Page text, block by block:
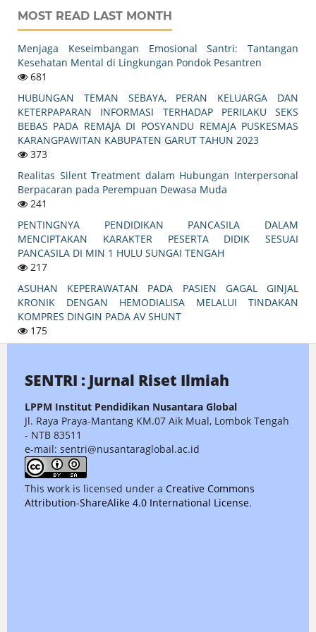
MOST READ LAST MONTH
Menjaga Keseimbangan Emosional Santri: Tantangan
Kesehatan Mental di Lingkungan Pondok Pesantren
681
HUBUNGAN TEMAN SEBAYA, PERAN KELUARGA DAN
KETERPAPARAN INFORMASI TERHADAP PERILAKU SEKS
BEBAS PADA REMAJA DI POSYANDU REMAJA PUSKESMAS
KARANGPAWITAN KABUPATEN GARUT TAHUN 2023
373
Realitas Silent Treatment dalam Hubungan Interpersonal
Berpacaran pada Perempuan Dewasa Muda
241
PENTINGNYA PENDIDIKAN PANCASILA DALAM
MENCIPTAKAN KARAKTER PESERTA DIDIK SESUAI
PANCASILA DI MIN 1 HULU SUNGAI TENGAH
217
ASUHAN KEPERAWATAN PADA PASIEN GAGAL GINJAL
KRONIK DENGAN HEMODIALISA MELALUI TINDAKAN
KOMPRES DINGIN PADA AV SHUNT
175
SENTRI : Jurnal Riset Ilmiah
LPPM Institut Pendidikan Nusantara Global
Jl. Raya Praya-Mantang KM.07 Aik Mual, Lombok Tengah
- NTB 83511
e-mail: sentri@nusantaraglobal.ac.id
This work is licensed under a Creative Commons
Attribution-ShareAlike 4.0 International License.